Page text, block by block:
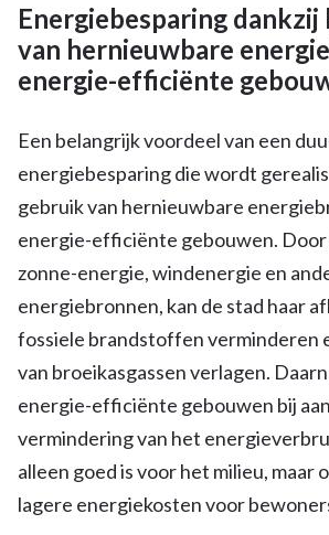
Energiebesparing
van hernieuwbare
energie-efficiënte
Een belangrijk voordeel van een
energiebesparing die wordt
gebruik van hernieuwbare
energie-efficiënte gebouwen.
zonne-energie, windenergie en
energiebronnen, kan de stad haar
fossiele brandstoffen verminderen
van broeikasgassen verlagen.
energie-efficiënte gebouwen bij
vermindering van het
alleen goed is voor het milieu, maar
lagere energiekosten voor